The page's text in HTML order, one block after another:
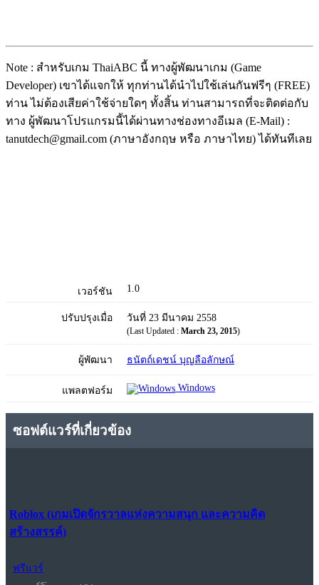
Note : สำหรับเกม ThaiABC นี้ ทางผู้พัฒนาเกม (Game
Developer) เขาได้แจกให้ ทุกท่านได้นำไปใช้เล่นกันฟรีๆ (FREE)
ท่าน ไม่ต้องเสียค่าใช้จ่ายใดๆ ทั้งสิ้น ท่านสามารถที่จะติดต่อกับ
ทาง ผู้พัฒนาโปรแกรมนี้ได้ผ่านทางช่องทางอีเมล (E-Mail) :
tanutdech@gmail.com (ภาษาอังกฤษ หรือ ภาษาไทย) ได้ทันทีเลย
เวอร์ชัน 1.0
ปรับปรุงเมื่อ วันที่ 23 มีนาคม 2558
(Last Updated : March 23, 2015)
ผู้พัฒนา ธนัตถ์เดชน์ บุญลือลักษณ์
แพลตฟอร์ม Windows
ซอฟต์แวร์ที่เกี่ยวข้อง
Roblox (เกมเปิดจักรวาลแห่งความสนุก และความคิด
สร้างสรรค์)
ฟรีแวร์